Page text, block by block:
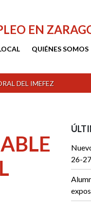
EN
QUIÉNES SOMOS
DEL IMEFEZ
26-27